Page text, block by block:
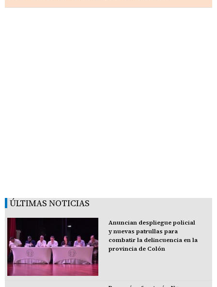
ÚLTIMAS NOTICIAS
Anuncian despliegue policial
y nuevas patrullas para
combatir la delincuencia en la
provincia de Colón